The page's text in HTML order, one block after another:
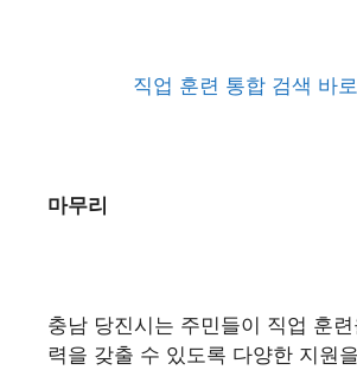
직업 훈련 통합 검색 바
마무리
충남 당진시는 주민들이 직업 훈
력을 갖출 수 있도록 다양한 지원